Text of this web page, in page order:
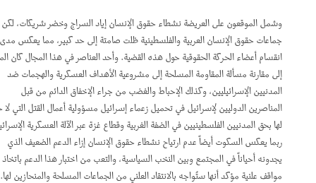
وشمل الموقعون على العريضة نشطاء حقوق الإنسان إياد السراج وخضر شريكات، لكن
جماعات حقوق الإنسان العربية والفلسطينية ظلت صامتة إلى حد كبير، مما يعكس مدى
انقسام أعضاء الحركة الحقوقية حول هذه القضية. وأحد العناصر في هذا المجال كان الميل
إلى مقارنة مسألة المقاومة المسلحة إلى مشروعية الأهداف العسكرية والهجمات ضد
المدنيين الإسرائيليين، وكذلك الإحباط والغضب من جراء الإخفاق الدائم من قبل
المناصرين الدوليين لإسرائيل في تحميل زعماء إسرائيل مسؤولية أعمال القتل التي لا حصر
لها بحق المدنيين الفلسطينيين في الضفة الغربية وقطاع غزة عبر الآلة العسكرية الإسرائيلية.
ربما يعكس السكوت أيضاً عدم ارتياح نشطاء حقوق الإنسان إزاء الدعم الضعيف الذي
يجدونه أحياناً في المجتمع وبين النخب السياسية، والتعب من اختبار هذا الدعم باتخاذ
مواقف علنية مؤكد أنها ستُواجه بالانتقاد العلني من الجماعات المسلحة والمنحازين لها.